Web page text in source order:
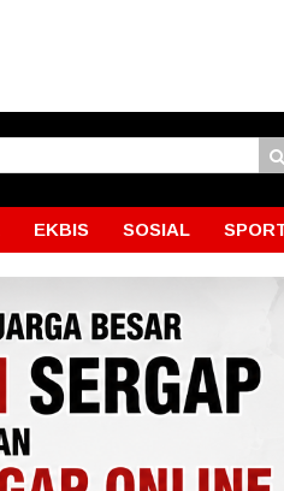
EKBIS SOSIAL